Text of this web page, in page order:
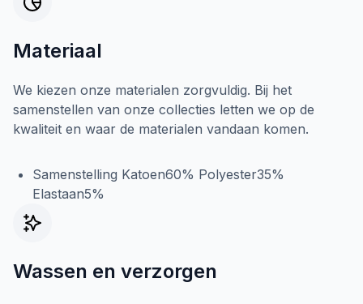
Materiaal
We kiezen onze materialen zorgvuldig. Bij het
samenstellen van onze collecties letten we op de
kwaliteit en waar de materialen vandaan komen.
Samenstelling Katoen60% Polyester35%
Elastaan5%
Wassen en verzorgen